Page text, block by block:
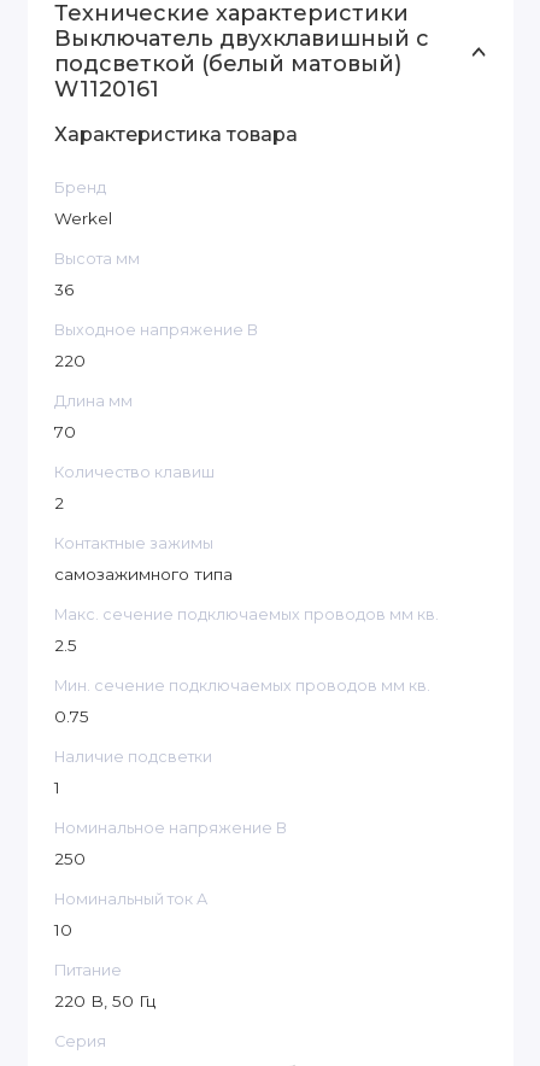
множества уникальных сочетаний.
Технические характеристики
Выключатель двухклавишный с
подсветкой (белый матовый)
W1120161
Характеристика товара
Бренд
Werkel
Высота мм
36
Выходное напряжение В
220
Длина мм
70
Количество клавиш
2
Контактные зажимы
самозажимного типа
Макс. сечение подключаемых проводов мм кв.
2.5
Мин. сечение подключаемых проводов мм кв.
0.75
Наличие подсветки
1
Номинальное напряжение В
250
Номинальный ток А
10
Питание
220 В, 50 Гц
Серия